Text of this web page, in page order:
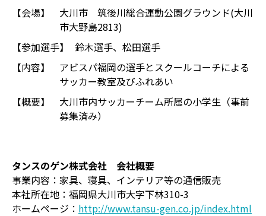
【会場】
大川市 筑後川総合運動公園グラウンド(大川
市大野島2813)
【参加選手】
鈴木選手、松田選手
【内容】
アビスパ福岡の選手とスクールコーチによる
サッカー教室及びふれあい
【概要】
大川市内サッカーチーム所属の小学生（事前
募集済み）
タンスのゲン株式会社 会社概要
事業内容：家具、寝具、インテリア等の通信販売
本社所在地：福岡県大川市大字下林310-3
ホームページ： http://www.tansu-gen.co.jp/index.html